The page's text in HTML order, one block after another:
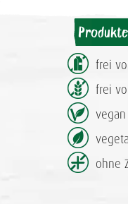
frei
frei
vegan
ohne